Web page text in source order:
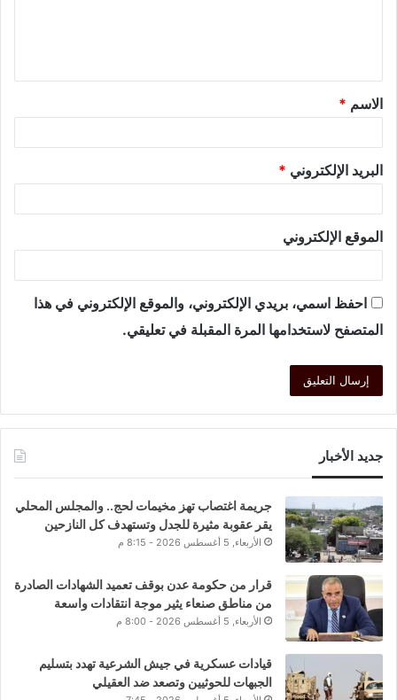
الاسم *
البريد الإلكتروني *
الموقع الإلكتروني
احفظ اسمي، بريدي الإلكتروني، والموقع الإلكتروني في هذا
المتصفح لاستخدامها المرة المقبلة في تعليقي.
جديد الأخبار
جريمة اغتصاب تهز مخيمات لحج.. والمجلس المحلي
يقر عقوبة مثيرة للجدل وتستهدف كل النازحين
الأربعاء, 5 أغسطس 2026 - 8:15 م
قرار من حكومة عدن بوقف تعميد الشهادات الصادرة
من مناطق صنعاء يثير موجة انتقادات واسعة
الأربعاء, 5 أغسطس 2026 - 8:00 م
قيادات عسكرية في جيش الشرعية تهدد بتسليم
الجبهات للحوثيين وتصعد ضد العقيلي